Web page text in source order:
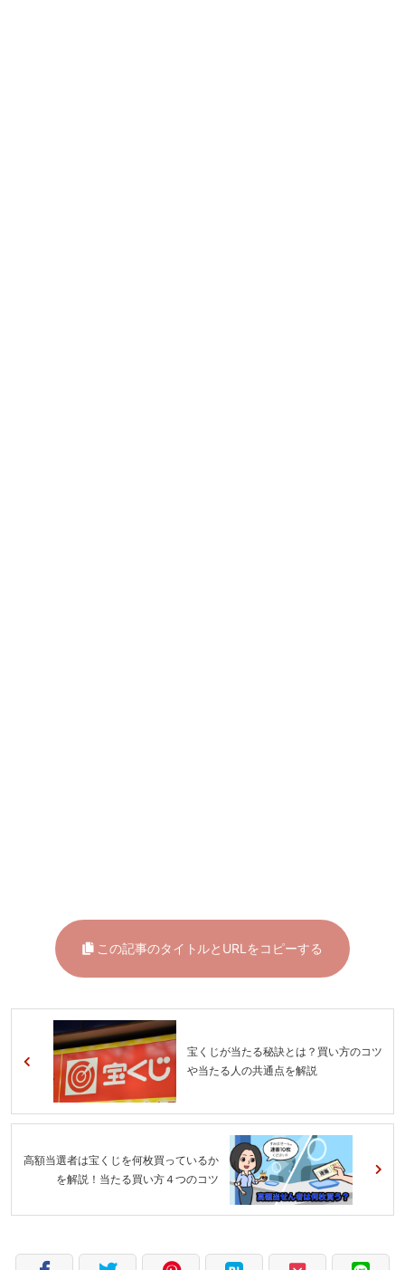
この記事のタイトルとURLをコピーする
宝くじが当たる秘訣とは？買い方のコツ
や当たる人の共通点を解説
高額当選者は宝くじを何枚買っているか
を解説！当たる買い方４つのコツ